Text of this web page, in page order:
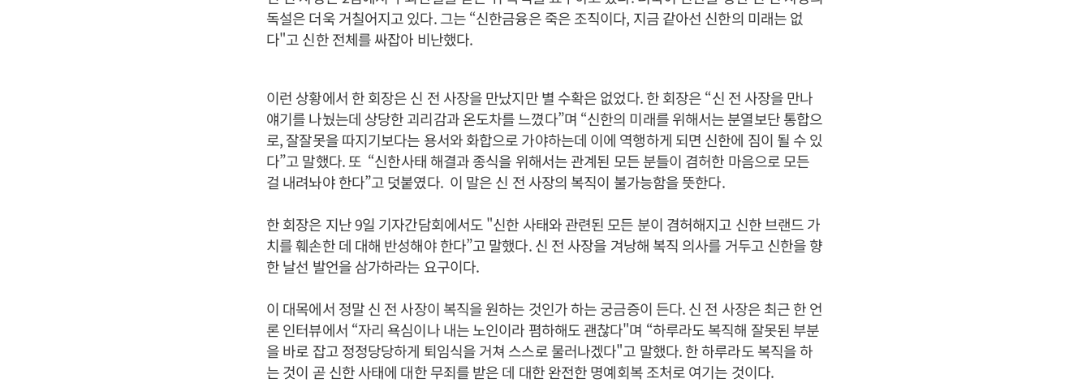
독설은 더욱 거칠어지고 있다. 그는 “신한금융은 죽은 조직이다, 지금 같아선 신한의 미래는 없
다"고 신한 전체를 싸잡아 비난했다.
이런 상황에서 한 회장은 신 전 사장을 만났지만 별 수확은 없었다. 한 회장은 “신 전 사장을 만나
얘기를 나눴는데 상당한 괴리감과 온도차를 느꼈다”며 “신한의 미래를 위해서는 분열보단 통합으
로, 잘잘못을 따지기보다는 용서와 화합으로 가야하는데 이에 역행하게 되면 신한에 짐이 될 수 있
다”고 말했다. 또 “신한사태 해결과 종식을 위해서는 관계된 모든 분들이 겸허한 마음으로 모든
걸 내려놔야 한다”고 덧붙였다. 이 말은 신 전 사장의 복직이 불가능함을 뜻한다.
한 회장은 지난 9일 기자간담회에서도 "신한 사태와 관련된 모든 분이 겸허해지고 신한 브랜드 가
치를 훼손한 데 대해 반성해야 한다”고 말했다. 신 전 사장을 겨낭해 복직 의사를 거두고 신한을 향
한 날선 발언을 삼가하라는 요구이다.
이 대목에서 정말 신 전 사장이 복직을 원하는 것인가 하는 궁금증이 든다. 신 전 사장은 최근 한 언
론 인터뷰에서 “자리 욕심이나 내는 노인이라 폄하해도 괜찮다"며 “하루라도 복직해 잘못된 부분
을 바로 잡고 정정당당하게 퇴임식을 거쳐 스스로 물러나겠다"고 말했다. 한 하루라도 복직을 하
는 것이 곧 신한 사태에 대한 무죄를 받은 데 대한 완전한 명예회복 조처로 여기는 것이다.